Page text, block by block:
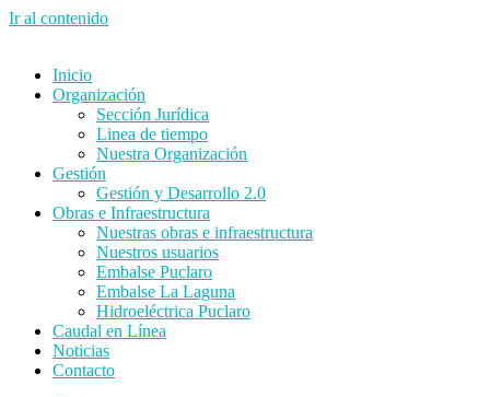
Ir al contenido
Inicio
Organización
Sección Jurídica
Linea de tiempo
Nuestra Organización
Gestión
Gestión y Desarrollo 2.0
Obras e Infraestructura
Nuestras obras e infraestructura
Nuestros usuarios
Embalse Puclaro
Embalse La Laguna
Hidroeléctrica Puclaro
Caudal en Línea
Noticias
Contacto